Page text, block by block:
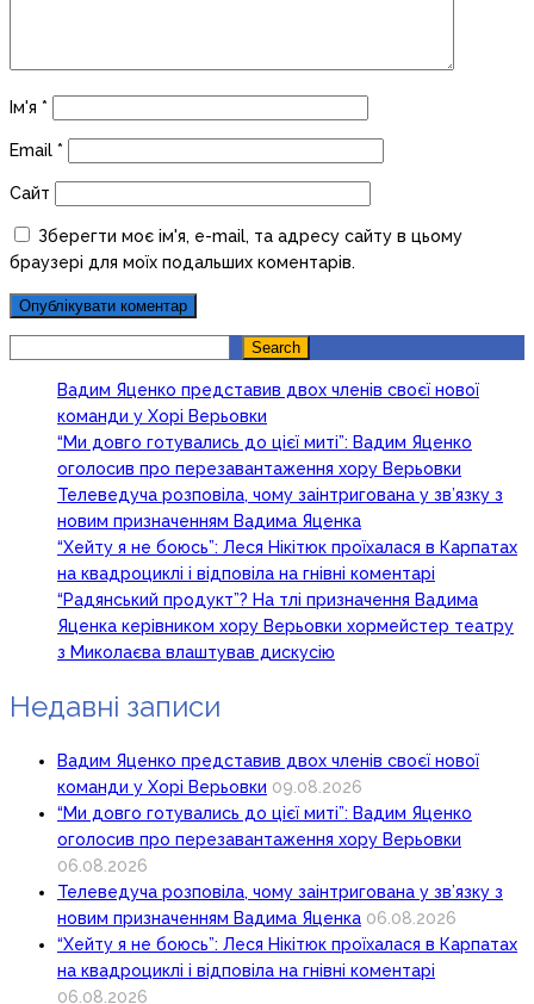
Ім'я *
Email *
Сайт
Зберегти моє ім'я, e-mail, та адресу сайту в цьому
браузері для моїх подальших коментарів.
Search
Вадим Яценко представив двох членів своєї нової
команди у Хорі Верьовки
“Ми довго готувались до цієї миті”: Вадим Яценко
оголосив про перезавантаження хору Верьовки
Телеведуча розповіла, чому заінтригована у зв’язку з
новим призначенням Вадима Яценка
“Хейту я не боюсь”: Леся Нікітюк проїхалася в Карпатах
на квадроциклі і відповіла на гнівні коментарі
“Радянський продукт”? На тлі призначення Вадима
Яценка керівником хору Верьовки хормейстер театру
з Миколаєва влаштував дискусію
Недавні записи
Вадим Яценко представив двох членів своєї нової
команди у Хорі Верьовки 09.08.2026
“Ми довго готувались до цієї миті”: Вадим Яценко
оголосив про перезавантаження хору Верьовки
06.08.2026
Телеведуча розповіла, чому заінтригована у зв’язку з
новим призначенням Вадима Яценка 06.08.2026
“Хейту я не боюсь”: Леся Нікітюк проїхалася в Карпатах
на квадроциклі і відповіла на гнівні коментарі
06.08.2026